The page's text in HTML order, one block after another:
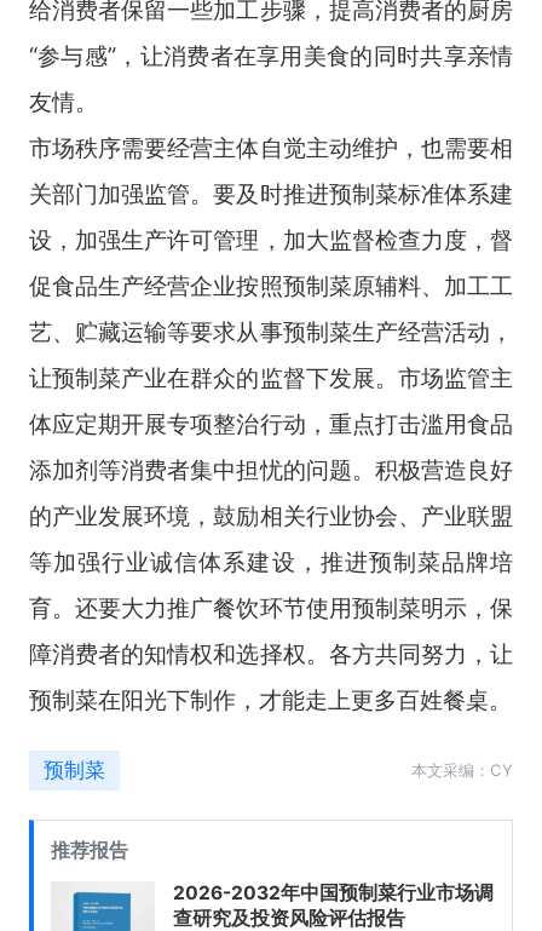
给消费者保留一些加工步骤，提高消费者的厨房
“参与感”，让消费者在享用美食的同时共享亲情
友情。
市场秩序需要经营主体自觉主动维护，也需要相
关部门加强监管。要及时推进预制菜标准体系建
设，加强生产许可管理，加大监督检查力度，督
促食品生产经营企业按照预制菜原辅料、加工工
艺、贮藏运输等要求从事预制菜生产经营活动，
让预制菜产业在群众的监督下发展。市场监管主
体应定期开展专项整治行动，重点打击滥用食品
添加剂等消费者集中担忧的问题。积极营造良好
的产业发展环境，鼓励相关行业协会、产业联盟
等加强行业诚信体系建设，推进预制菜品牌培
育。还要大力推广餐饮环节使用预制菜明示，保
障消费者的知情权和选择权。各方共同努力，让
预制菜在阳光下制作，才能走上更多百姓餐桌。
预制菜 本文采编：CY
推荐报告
2026-2032年中国预制菜行业市场调
查研究及投资风险评估报告